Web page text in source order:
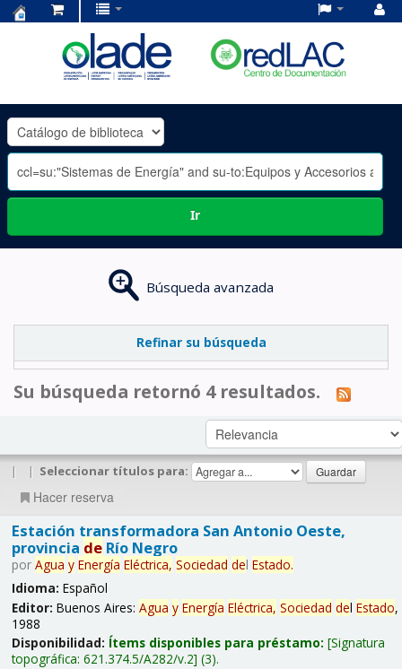
OLADE
-
Ir
Búsqueda avanzada
Refinar su búsqueda
Su búsqueda retornó 4 resultados.
| | Seleccionar títulos para:
Hacer reserva
Estación transformadora San Antonio Oeste,
provincia deRío Negro
por Agua y Energía Eléctrica, Sociedad del Estado.
Idioma: Español
Editor: Buenos Aires: Agua y Energía Eléctrica, Sociedad del Estado,
1988
Disponibilidad: Ítems disponibles para préstamo: Signatura
topográfica: 621.374.5/A282/v.2 (3).